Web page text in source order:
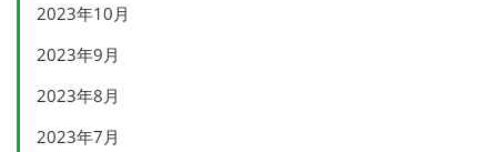
2023年10月
2023年9月
2023年8月
2023年7月